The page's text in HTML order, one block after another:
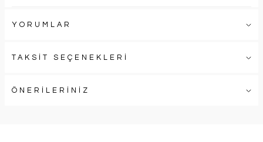
YORUMLAR
TAKSİT SEÇENEKLERİ
ÖNERİLERİNİZ